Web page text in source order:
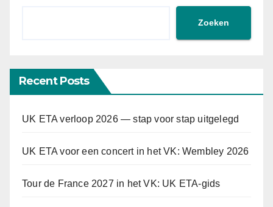
Zoeken
Recent Posts
UK ETA verloop 2026 — stap voor stap uitgelegd
UK ETA voor een concert in het VK: Wembley 2026
Tour de France 2027 in het VK: UK ETA-gids